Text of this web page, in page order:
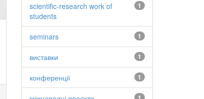
1
scientific-research work of
students
1
seminars
1
виставки
1
конференції